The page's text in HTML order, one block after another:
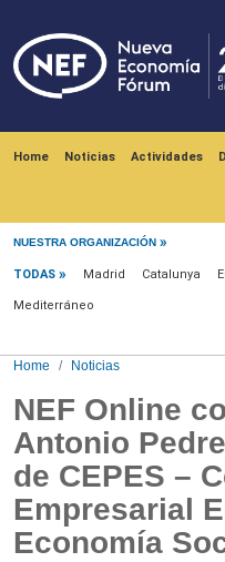
Home Noticias Actividades
NUESTRA ORGANIZACIÓN
Menú noticias
TODAS Madrid Catalunya
Mediterráneo
Home Noticias
NEF Online
Antonio
de CEPES –
Empresarial
Economía